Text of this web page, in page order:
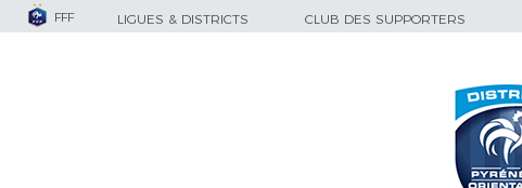
FFF LIGUES & DISTRICTS CLUB DES SUPPORTERS